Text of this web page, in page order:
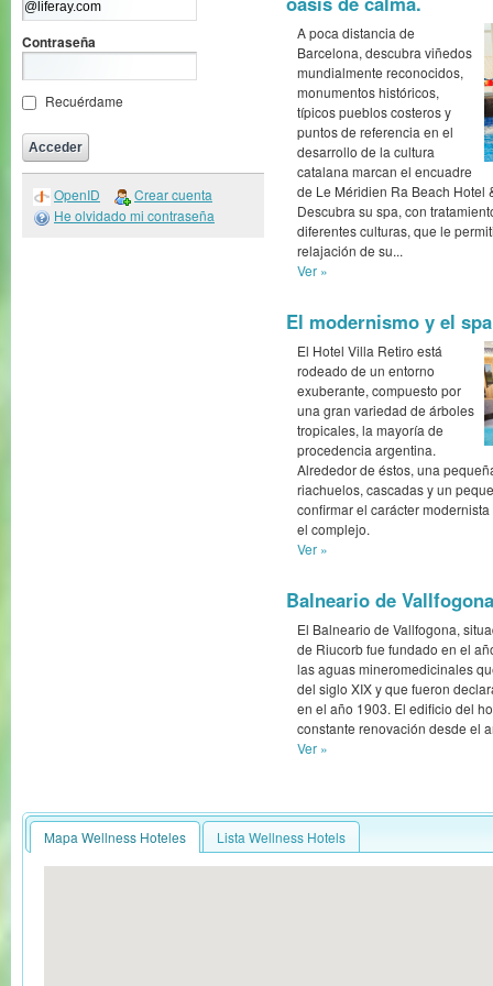
Contraseña
Recuérdame
OpenID
Crear cuenta
He olvidado mi contraseña
A poca distancia de
Barcelona, descubra viñedos
mundialmente reconocidos,
monumentos históricos,
típicos pueblos costeros y
puntos de referencia en el
desarrollo de la cultura
catalana marcan el encuadre
de Le Méridien Ra Beach Hotel
Descubra su spa, con
diferentes culturas, que le
relajación de su...
Ver »
El modernismo y el
El Hotel Villa Retiro está
rodeado de un entorno
exuberante, compuesto por
una gran variedad de árboles
tropicales, la mayoría de
procedencia argentina.
Alrededor de éstos, una
riachuelos, cascadas y un
confirmar el carácter
el complejo.
Ver »
Balneario de
El Balneario de Vallfogona,
de Riucorb fue fundado en el
las aguas mineromedicinales
del siglo XIX y que fueron
en el año 1903. El edificio del
constante renovación desde el
Ver »
Mapa Wellness Hoteles Lista Wellness Hotels